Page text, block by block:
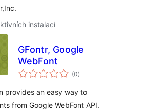
instalací
GFontr, Google
WebFont
(0celkové
hodnocení
)
provides an easy way to
from Google WebFont API.